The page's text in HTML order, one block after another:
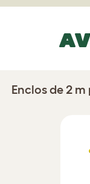
Enclos de 2